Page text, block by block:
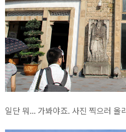
일단 뭐... 가봐야죠. 사진 찍으러 올